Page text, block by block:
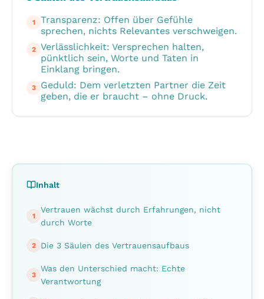
1
Transparenz: Offen über Gefühle
sprechen, nichts Relevantes verschweigen.
2
Verlässlichkeit: Versprechen halten,
pünktlich sein, Worte und Taten in
Einklang bringen.
3
Geduld: Dem verletzten Partner die Zeit
geben, die er braucht – ohne Druck.
Inhalt
1
Vertrauen wächst durch Erfahrungen, nicht
durch Worte
2 Die 3 Säulen des Vertrauensaufbaus
3
Was den Unterschied macht: Echte
Verantwortung